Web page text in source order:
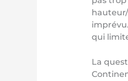
qui
La